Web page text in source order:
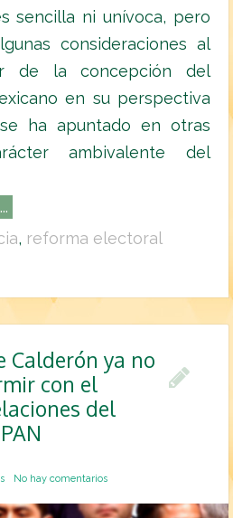
sencilla ni unívoca, pero
consideraciones al
de la concepción del
en su perspectiva
ha apuntado en otras
ambivalente del
, reforma electoral
Calderón ya no
con el
del
No hay comentarios